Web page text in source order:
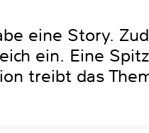
eine Story.
ein. Eine
treibt das